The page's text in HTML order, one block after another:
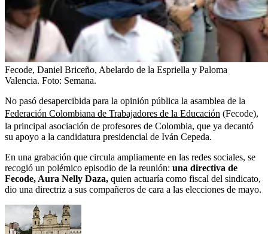
Fecode, Daniel Briceño, Abelardo de la Espriella y Paloma
Valencia. Foto: Semana.
No pasó desapercibida para la opinión pública la asamblea de la
Federación Colombiana de Trabajadores de la Educación (Fecode),
la principal asociación de profesores de Colombia, que ya decantó
su apoyo a la candidatura presidencial de Iván Cepeda.
En una grabación que circula ampliamente en las redes sociales, se
recogió un polémico episodio de la reunión: una directiva de
Fecode, Aura Nelly Daza, quien actuaría como fiscal del sindicato,
dio una directriz a sus compañeros de cara a las elecciones de mayo.